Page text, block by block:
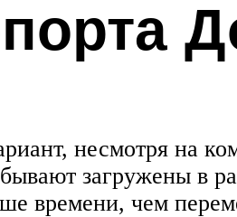
несмотря на
загружены в
времени, чем